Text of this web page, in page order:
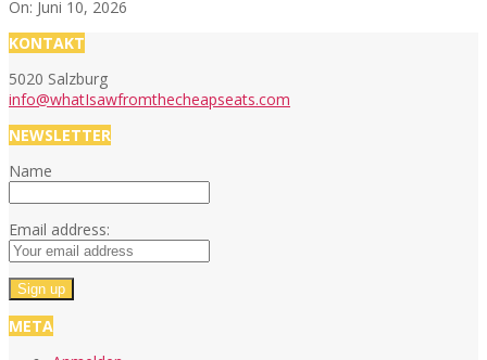
On: Juni 10, 2026
KONTAKT
5020 Salzburg
info@whatIsawfromthecheapseats.com
NEWSLETTER
Name
Email address:
META